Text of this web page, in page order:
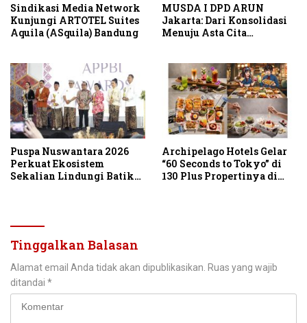
Sindikasi Media Network
Kunjungi ARTOTEL Suites
Aquila (ASquila) Bandung
MUSDA I DPD ARUN
Jakarta: Dari Konsolidasi
Menuju Asta Cita
Puspa Nuswantara 2026
Perkuat Ekosistem
Sekalian Lindungi Batik
Archipelago Hotels Gelar
“60 Seconds to Tokyo” di
130 Plus Propertinya di
Tinggalkan Balasan
Alamat email Anda tidak akan dipublikasikan. Ruas yang wajib
ditandai *